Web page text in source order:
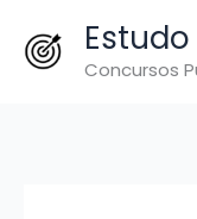
para
Concursos